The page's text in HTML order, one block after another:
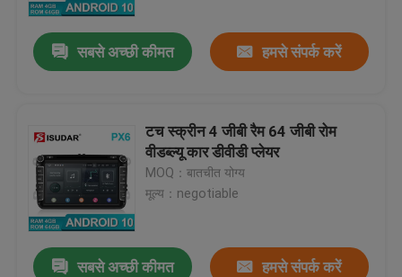
सबसे अच्छी कीमत हमसे संपर्क करें
टच स्क्रीन 4 जीबी रैम 64 जीबी रोम
वीडब्ल्यू कार डीवीडी प्लेयर
MOQ：बातचीत योग्य
मूल्य：negotiable
सबसे अच्छी कीमत हमसे संपर्क करें